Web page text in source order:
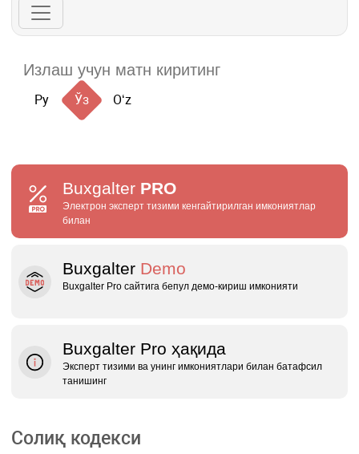
Ру Ўз Oʻz
Buxgalter PRO
Электрон эксперт тизими кенгайтирилган имкониятлар
билан
Buxgalter Demo
Buxgalter Pro сайтига бепул демо‑кириш имконияти
Buxgalter Pro ҳақида
Эксперт тизими ва унинг имкониятлари билан батафсил
танишинг
Солиқ кодекси